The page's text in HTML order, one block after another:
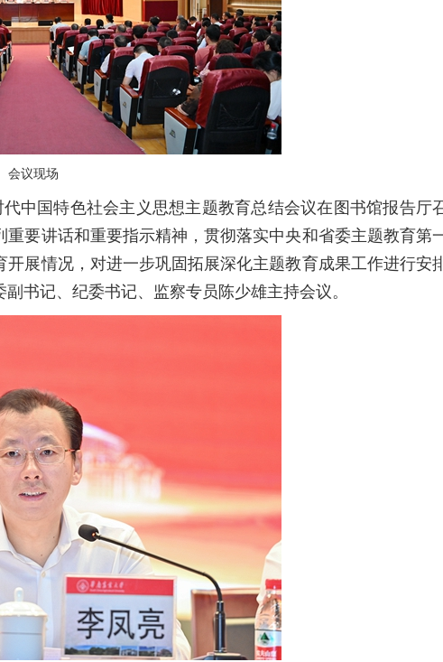
会议现场
国特色社会主义思想主题教育总结会议在图书馆报告厅
要讲话和重要指示精神，贯彻落实中央和省委主题教育第
展情况，对进一步巩固拓展深化主题教育成果工作进行安
书记、纪委书记、监察专员陈少雄主持会议。